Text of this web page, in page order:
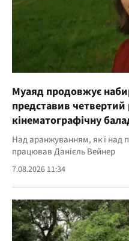
Муаяд продовжує
представив четвертий
кінематографічну
Над аранжуванням, як і над
працював Данієль Вейнер
7.08.2026 11:34